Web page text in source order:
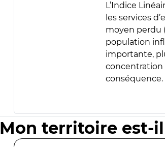
L’Indice
les services
moyen perdu
population
importante,
concentration
conséquence.
Mon territoire est-